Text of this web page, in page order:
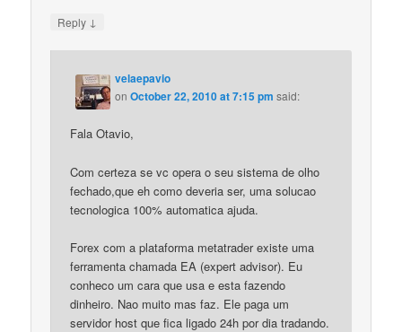
Reply ↓
velaepavio
onOctober 22, 2010 at 7:15 pm said:
Fala Otavio,
Com certeza se vc opera o seu sistema de olho
fechado,que eh como deveria ser, uma solucao
tecnologica 100% automatica ajuda.
Forex com a plataforma metatrader existe uma
ferramenta chamada EA (expert advisor). Eu
conheco um cara que usa e esta fazendo
dinheiro. Nao muito mas faz. Ele paga um
servidor host que fica ligado 24h por dia tradando.